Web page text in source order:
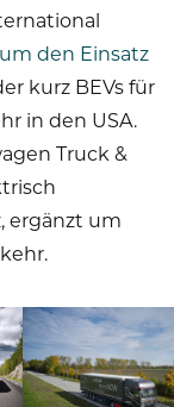
den Einsatz
kurz BEVs für
in den USA.
Truck &
ergänzt um